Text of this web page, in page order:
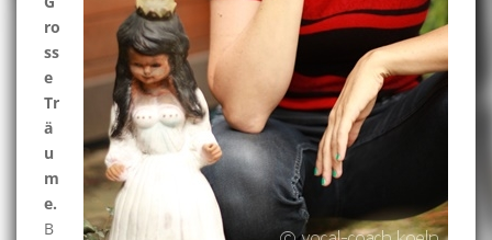
ro
ss
e
Tr
ä
u
m
e.
B